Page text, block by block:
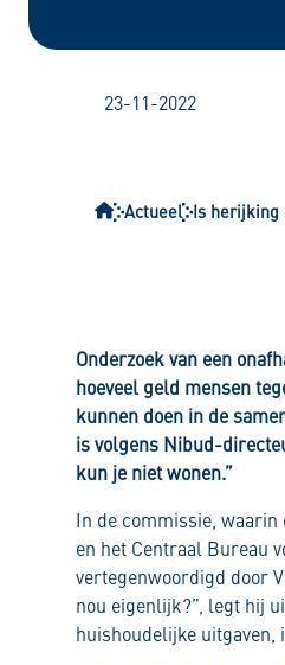
Kredietgegevens
Kredietgegevens
23-11-2022
Actueel Is herijking
Onderzoek van een
hoeveel geld mensen
kunnen doen in de
is volgens Nibud-
kun je niet wonen.”
In de commissie, waarin
en het Centraal Bureau
vertegenwoordigd door
nou eigenlijk?”, legt hij
huishoudelijke uitgaven,